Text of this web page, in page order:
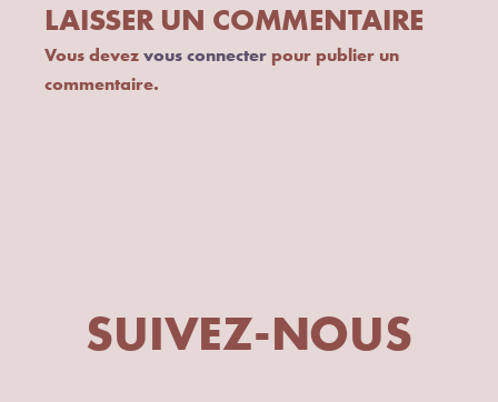
LAISSER UN COMMENTAIRE
Vous devezvous connecter pour publier un
commentaire.
SUIVEZ-NOUS